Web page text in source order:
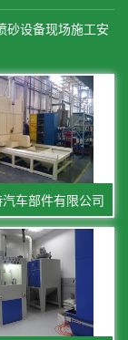
砂设备现场施工安
车部件有限公司